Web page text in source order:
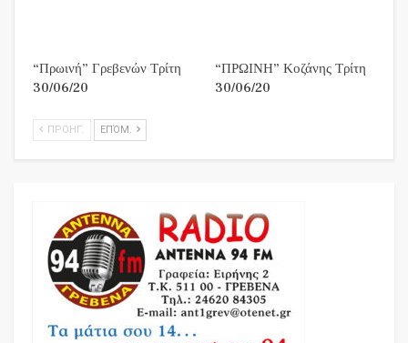
“Πρωινή” Γρεβενών Τρίτη
30/06/20
“ΠΡΩΙΝΗ” Κοζάνης Τρίτη
30/06/20
ΠΡΟΗΓ. ΕΠΌΜ.